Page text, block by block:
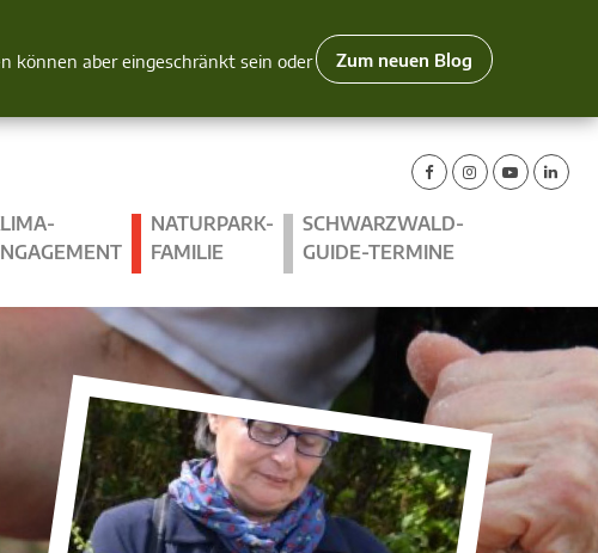
können aber eingeschränkt sein oder
Zum neuen Blog
NATURPARK-
FAMILIE
SCHWARZWALD-
GUIDE-TERMINE